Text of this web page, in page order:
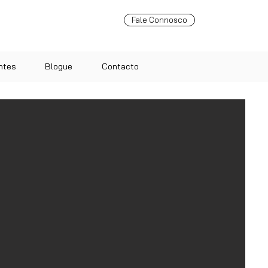
Fale Connosco
Blogue Contacto